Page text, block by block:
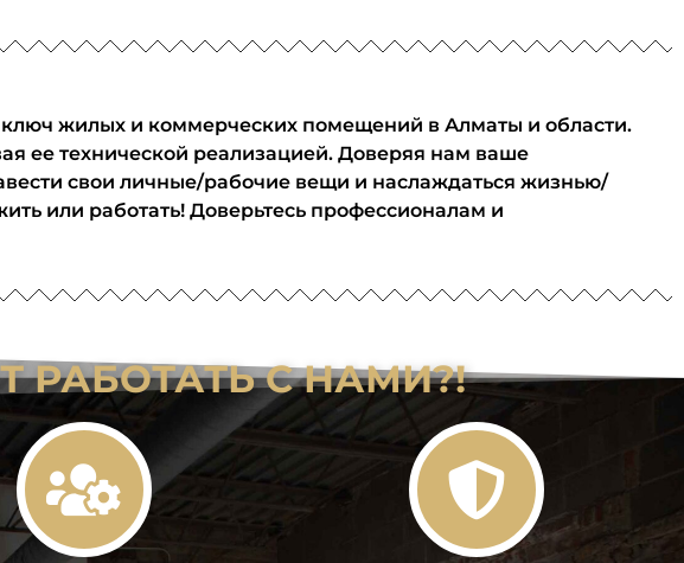
жилых и коммерческих помещений в Алматы и области.
ее технической реализацией. Доверяя нам ваше
свои личные/рабочие вещи и наслаждаться жизнью/
или работать! Доверьтесь профессионалам и
РАБОТАТЬ С НАМИ?!